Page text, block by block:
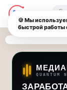
Последние
новости
и
потока:
Друзья,
—
🔍
QUANTUM
🍪 Мы
быстрой работы